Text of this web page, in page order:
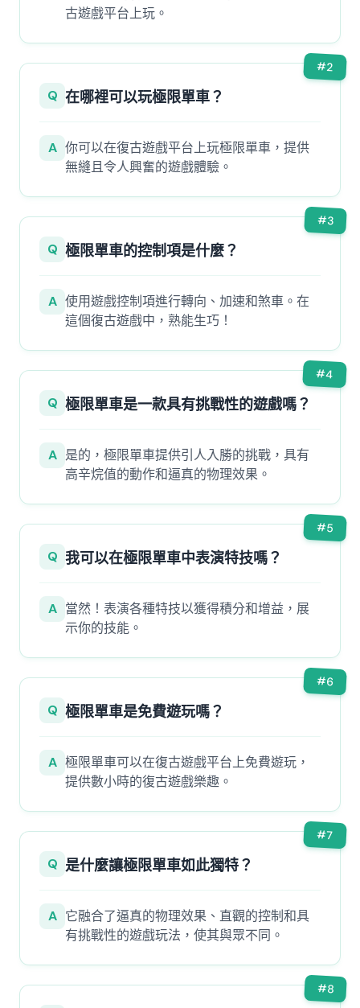
古遊戲平台上玩。
#2
Q 在哪裡可以玩極限單車？
A 你可以在復古遊戲平台上玩極限單車，提供
無縫且令人興奮的遊戲體驗。
#3
Q 極限單車的控制項是什麼？
A 使用遊戲控制項進行轉向、加速和煞車。在
這個復古遊戲中，熟能生巧！
#4
Q 極限單車是一款具有挑戰性的遊戲嗎？
A 是的，極限單車提供引人入勝的挑戰，具有
高辛烷值的動作和逼真的物理效果。
#5
Q 我可以在極限單車中表演特技嗎？
A 當然！表演各種特技以獲得積分和增益，展
示你的技能。
#6
Q 極限單車是免費遊玩嗎？
A 極限單車可以在復古遊戲平台上免費遊玩，
提供數小時的復古遊戲樂趣。
#7
Q 是什麼讓極限單車如此獨特？
A 它融合了逼真的物理效果、直觀的控制和具
有挑戰性的遊戲玩法，使其與眾不同。
#8